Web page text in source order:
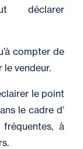
déclarer
compter de
le vendeur.
le point
le cadre d’
à